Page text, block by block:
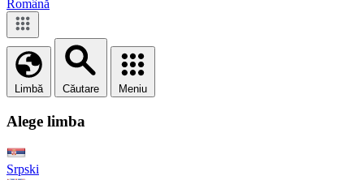
Română
Limbă Căutare Meniu
Alege limba
Srpski